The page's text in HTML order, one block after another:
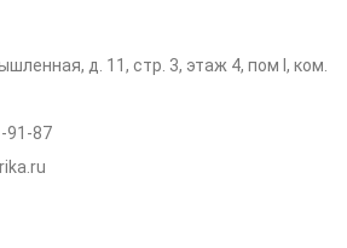
д. 11, стр. 3, этаж 4, пом I, ком.
91-87